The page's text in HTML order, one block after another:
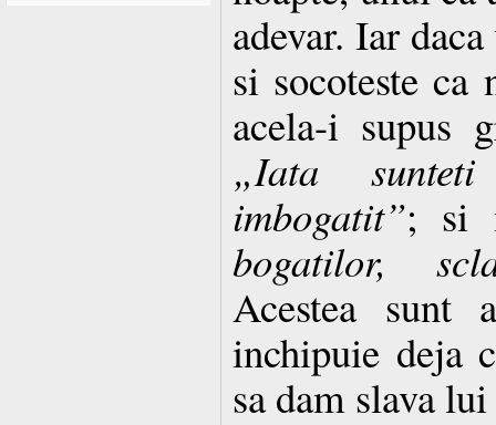
adevar. Iar
si socoteste ca
acela-i supus
„Iata
imbogatit”; si
bogatilor,
Acestea sunt
inchipuie deja
sa dam slava